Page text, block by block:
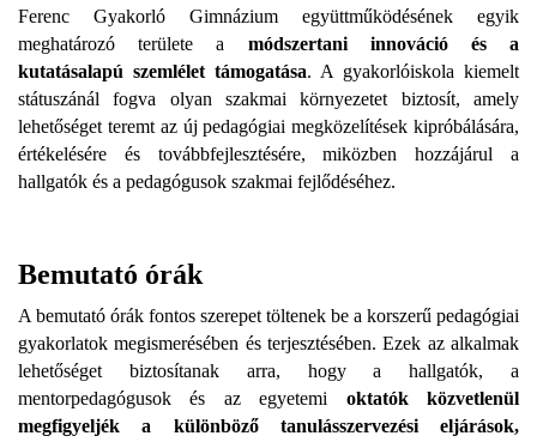
Ferenc Gyakorló Gimnázium együttműködésének egyik
meghatározó területe a módszertani innováció és a
kutatásalapú szemlélet támogatása. A gyakorlóiskola kiemelt
státuszánál fogva olyan szakmai környezetet biztosít, amely
lehetőséget teremt az új pedagógiai megközelítések kipróbálására,
értékelésére és továbbfejlesztésére, miközben hozzájárul a
hallgatók és a pedagógusok szakmai fejlődéséhez.
Bemutató órák
A bemutató órák fontos szerepet töltenek be a korszerű pedagógiai
gyakorlatok megismerésében és terjesztésében. Ezek az alkalmak
lehetőséget biztosítanak arra, hogy a hallgatók, a
mentorpedagógusok és az egyetemi oktatók közvetlenül
megfigyeljék a különböző tanulásszervezési eljárások,